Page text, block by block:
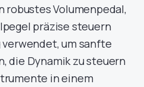
robustes Volumenpedal,
präzise steuern
verwendet, um sanfte
die Dynamik zu steuern
in einem